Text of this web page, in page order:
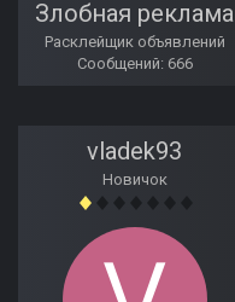
Злобная реклама
Расклейщик объявлений
Сообщений: 666
vladek93
Новичок